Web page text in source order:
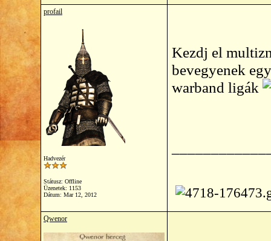
profail
Hadvezér
Státusz: Offline
Üzenetek: 1153
Dátum: Mar 12, 2012
Kezdj el
bevegyenek
warband ligák
Qwenor